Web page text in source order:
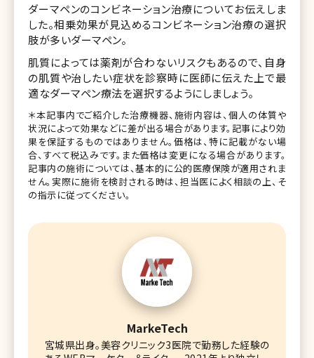
ダーマペンのコンビネーション治療についてお伝えしま
した。相乗効果が見込めるコンビネーション治療の選択
肢が多いダーマペン。
肌質によっては薬剤が合わないリスクもあるので、自身
の肌質や治したい症状を診察時に医師に伝えた上で最
適なダーマペン療法を選択するようにしましょう。
＊本記事内でご紹介した治療機器、施術内容は、個人の体質や
状況によって効果などに差が出る場合があります。記事により効
果を保証するものではありません。価格は、特に記載がない場
合、すべて税込みです。また価格は変更になる場合があります。
記事内の施術については、基本的に公的医療保険が適用されま
せん。実際に施術を検討される時は、担当医によく相談の上、そ
の指示に従ってください。
MarkeTech
宮城県出身。美容クリニック3医院で勤務した経験の